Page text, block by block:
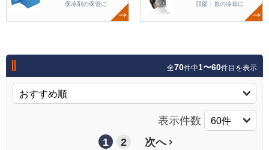
保冷剤の保管に 頭部・首の冷却に
全70件中1〜60件目を表示
表示件数
1
2 次へ